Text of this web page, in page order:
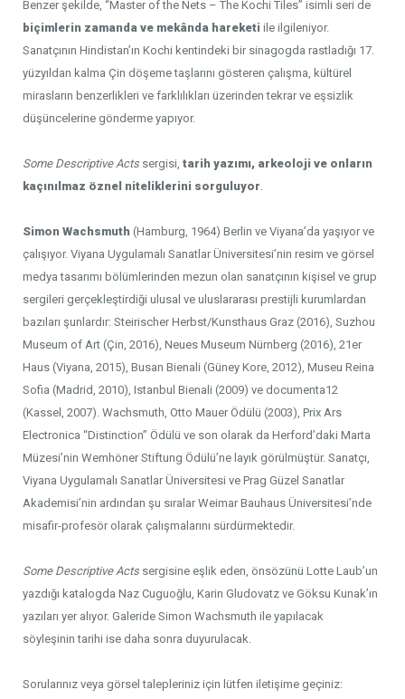
Benzer şekilde, “Master of the Nets – The Kochi Tiles” isimli seri de
biçimlerin zamanda ve mekânda hareketi ile ilgileniyor.
Sanatçının Hindistan’ın Kochi kentindeki bir sinagogda rastladığı 17.
yüzyıldan kalma Çin döşeme taşlarını gösteren çalışma, kültürel
mirasların benzerlikleri ve farklılıkları üzerinden tekrar ve eşsizlik
düşüncelerine gönderme yapıyor.
Some Descriptive Actssergisi, tarih yazımı, arkeoloji ve onların
kaçınılmaz öznel niteliklerini sorguluyor.
Simon Wachsmuth (Hamburg, 1964) Berlin ve Viyana’da yaşıyor ve
çalışıyor. Viyana Uygulamalı Sanatlar Üniversitesi’nin resim ve görsel
medya tasarımı bölümlerinden mezun olan sanatçının kişisel ve grup
sergileri gerçekleştirdiği ulusal ve uluslararası prestijli kurumlardan
bazıları şunlardır: Steirischer Herbst/Kunsthaus Graz (2016), Suzhou
Museum of Art (Çin, 2016), Neues Museum Nürnberg (2016), 21er
Haus (Viyana, 2015), Busan Bienali (Güney Kore, 2012), Museu Reina
Sofia (Madrid, 2010), Istanbul Bienali (2009) ve documenta12
(Kassel, 2007). Wachsmuth, Otto Mauer Ödülü (2003), Prix Ars
Electronica “Distinction” Ödülü ve son olarak da Herford’daki Marta
Müzesi’nin Wemhöner Stiftung Ödülü’ne layık görülmüştür. Sanatçı,
Viyana Uygulamalı Sanatlar Üniversitesi ve Prag Güzel Sanatlar
Akademisi’nin ardından şu sıralar Weimar Bauhaus Üniversitesi’nde
misafir-profesör olarak çalışmalarını sürdürmektedir.
Some Descriptive Actssergisine eşlik eden, önsözünü Lotte Laub’un
yazdığı katalogda Naz Cuguoğlu, Karin Gludovatz ve Göksu Kunak’ın
yazıları yer alıyor. Galeride Simon Wachsmuth ile yapılacak
söyleşinin tarihi ise daha sonra duyurulacak.
Sorularınız veya görsel talepleriniz için lütfen iletişime geçiniz: